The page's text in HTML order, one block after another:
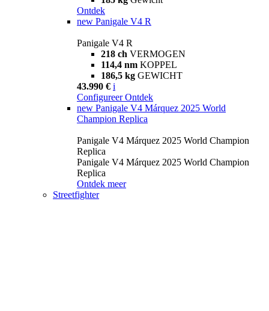
Ontdek
new Panigale V4 R
Panigale V4 R
218 ch VERMOGEN
114,4 nm KOPPEL
186,5 kg GEWICHT
43.990 € i
Configureer Ontdek
new Panigale V4 Márquez 2025 World
Champion Replica
Panigale V4 Márquez 2025 World Champion
Replica
Panigale V4 Márquez 2025 World Champion
Replica
Ontdek meer
Streetfighter